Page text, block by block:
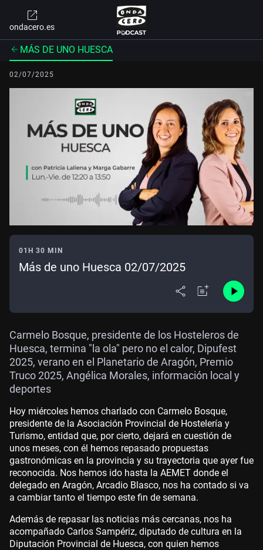
ondacero.es
MÁS DE UNO HUESCA
02/07/2025
01H 30 MIN
Más de uno Huesca 02/07/2025
Carmelo Bosque, presidente de los Hosteleros de
Huesca, termina "la ola" pero no el calor, Dipufest
2025, verano en el Planetario de Aragón, Premio
Truco 2025, Angélica Morales, información local y
deportes
Hoy miércoles hemos charlado con Carmelo Bosque,
presidente de la Asociación Provincial de Hostelería y
Turismo, entidad que, por cierto, dejará en cuestión de
unos meses, con él hemos repasado propuestas
gastronómicas en la provincia y su trayectoria que ayer fue
reconocida. Nos hemos ido hasta la AEMET donde el
delegado en Aragón, Arcadio Blasco, nos ha contado si va
a cambiar tanto el tiempo este fin de semana.
Además de repasar las noticias más cercanas, nos ha
acompañado Carlos Sampériz, diputado de cultura en la
Diputación Provincial de Huesca, con quien hemos